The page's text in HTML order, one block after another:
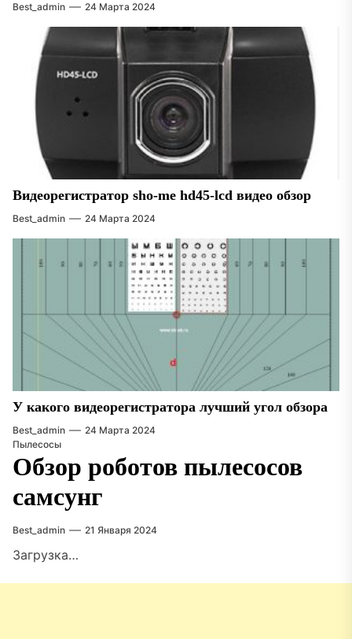
Best_admin 24 Марта 2024
Видеорегистратор sho-me hd45-lcd видео обзор
Best_admin 24 Марта 2024
У какого видеорегистратора лучший угол обзора
Best_admin
24 Марта 2024
Пылесосы
Обзор роботов пылесосов
самсунг
Best_admin 21 Января 2024
Загрузка…